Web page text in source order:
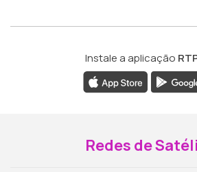
Instale a aplicação
Redes de